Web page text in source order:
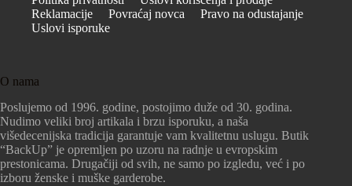
Reklamacije
Povraćaj novca
Pravo na odustajanje
Uslovi isporuke
O nama
Poslujemo od 1996. godine, postojimo duže od 30. godina.
Nudimo veliki broj artikala i brzu isporuku, a naša
višedecenijska tradicija garantuje vam kvalitetnu uslugu. Butik
“BackUp” je opremljen po uzoru na radnje u evropskim
prestonicama. Drugačiji od svih, ne samo po izgledu, već i po
izboru ženske i muške garderobe.